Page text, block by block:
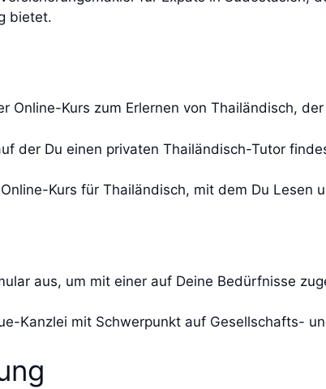
bietet.
Online-Kurs zum Erlernen von Thailändisch,
der Du einen privaten Thailändisch-Tutor
Kurs für Thailändisch, mit dem Du Lesen
aus, um mit einer auf Deine Bedürfnisse
Kanzlei mit Schwerpunkt auf Gesellschafts-